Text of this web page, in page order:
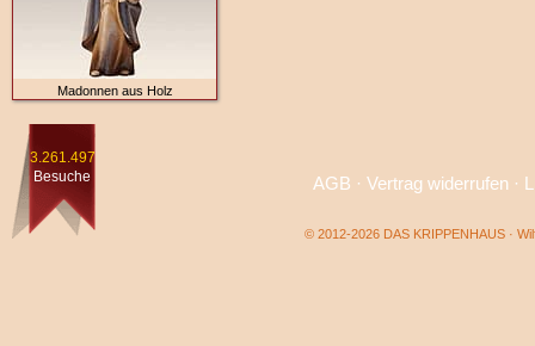
Madonnen aus Holz
3.261.497
Besuche
AGB · Vertrag widerrufen·
© 2012-2026 DAS KRIPPENHAUS ·